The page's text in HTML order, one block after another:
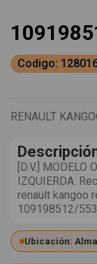
Codigo:
RENAULT
[D.V.] MODELO
IZQUIERDA.
renault kangoo
109198512/
Ubicación: